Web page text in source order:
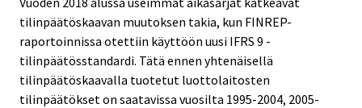
tilinpäätöskaavan muutoksen takia, kun FINREP-
raportoinnissa otettiin käyttöön uusi IFRS 9 -
tilinpäätösstandardi. Tätä ennen yhtenäisellä
tilinpäätöskaavalla tuotetut luottolaitosten
tilinpäätökset on saatavissa vuosilta 1995-2004, 2005-